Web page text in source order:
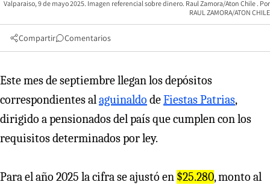
Valparaiso, 9 de mayo 2025. Imagen referencial sobre dinero. Raul Zamora/Aton Chile
RAUL ZAMORA/ATON CHILE
Compartir Comentarios
Este mes de septiembre llegan los depósitos
correspondientes alaguinaldo deFiestas Patrias,
dirigido a pensionados del país que cumplen con los
requisitos determinados por ley.
Para el año 2025 la cifra se ajustó en $25.280, monto al